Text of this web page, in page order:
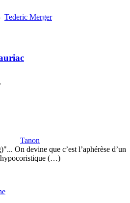
Tederic Merger
Tanon
On devine que c’est l’aphérèse d’un
hypocoristique (…)